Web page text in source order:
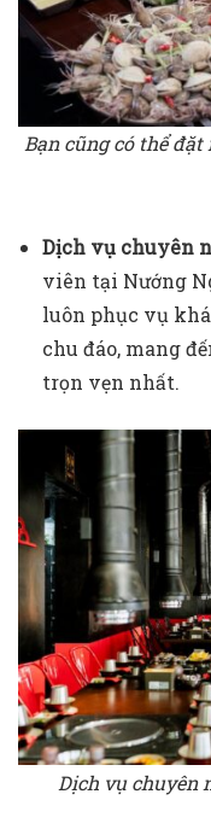
Bạn cũng có thể
Dịch vụ chuyên
viên tại Nướng
luôn phục vụ
chu đáo, mang
trọn vẹn nhất.
Dịch vụ chuyên